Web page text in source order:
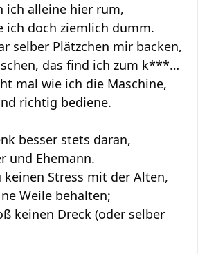
ich alleine hier rum,
ich doch ziemlich dumm.
selber Plätzchen mir backen,
das find ich zum k***…
mal wie ich die Maschine,
richtig bediene.
besser stets daran,
und Ehemann.
Stress mit der Alten,
Weile behalten;
keinen Dreck (oder selber